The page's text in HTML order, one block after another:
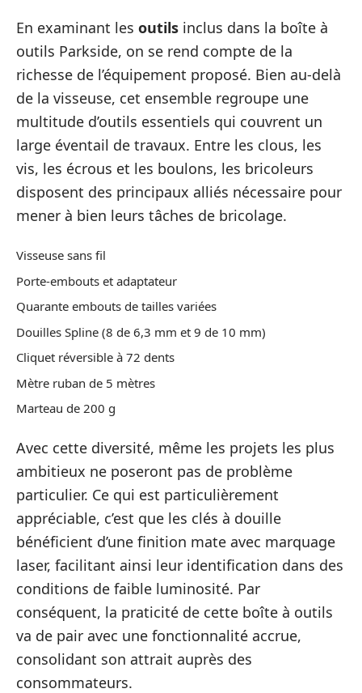
En examinant les outils inclus dans la boîte à
outils Parkside, on se rend compte de la
richesse de l’équipement proposé. Bien au-delà
de la visseuse, cet ensemble regroupe une
multitude d’outils essentiels qui couvrent un
large éventail de travaux. Entre les clous, les
vis, les écrous et les boulons, les bricoleurs
disposent des principaux alliés nécessaire pour
mener à bien leurs tâches de bricolage.
Visseuse sans fil
Porte-embouts et adaptateur
Quarante embouts de tailles variées
Douilles Spline (8 de 6,3 mm et 9 de 10 mm)
Cliquet réversible à 72 dents
Mètre ruban de 5 mètres
Marteau de 200 g
Avec cette diversité, même les projets les plus
ambitieux ne poseront pas de problème
particulier. Ce qui est particulièrement
appréciable, c’est que les clés à douille
bénéficient d’une finition mate avec marquage
laser, facilitant ainsi leur identification dans des
conditions de faible luminosité. Par
conséquent, la praticité de cette boîte à outils
va de pair avec une fonctionnalité accrue,
consolidant son attrait auprès des
consommateurs.